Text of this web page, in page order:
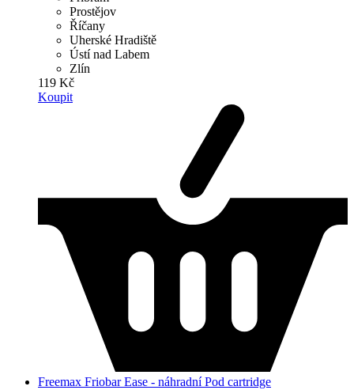
Prostějov
Říčany
Uherské Hradiště
Ústí nad Labem
Zlín
119 Kč
Koupit
Freemax Friobar Ease - náhradní Pod cartridge